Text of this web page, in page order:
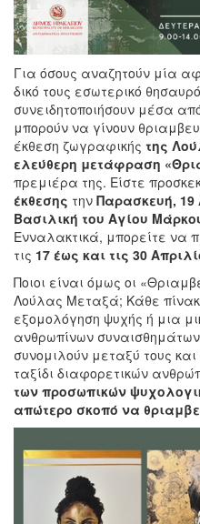
Για όσους αναζητούν μία
δικό τους εσωτερικό
συνειδητοποιήσουν μέσα από
μπορούν να γίνουν
έκθεση ζωγραφικής της
ελεύθερη μετάφραση
πρεμιέρα της. Είστε
έκθεσης την Παρασκευή, 19
Βασιλική του Αγίου
Ενναλακτικά, μπορείτε να
τις 17 έως και τις 30
Ποιοι είναι όμως οι
Λούλας Μεταξά; Κάθε
εξομολόγηση ψυχής ή μια
ανθρωπίνων
συνομιλούν μεταξύ τους
ταξίδι διαφορετικών
των προσωπικών
απώτερο σκοπό να